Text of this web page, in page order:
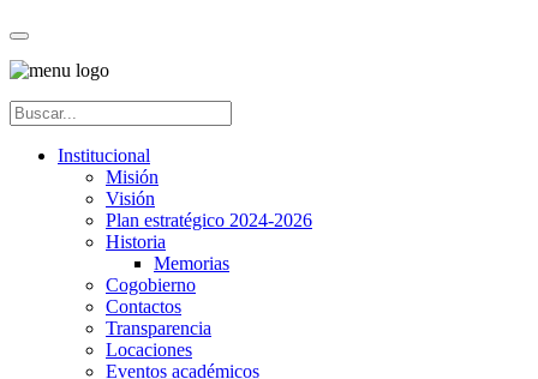
Institucional
Misión
Visión
Plan estratégico 2024-2026
Historia
Memorias
Cogobierno
Contactos
Transparencia
Locaciones
Eventos académicos